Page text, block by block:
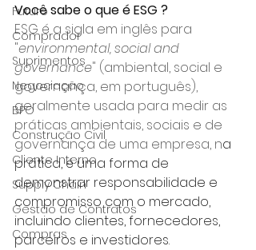
Futuro
Comprador
Suprimentos
Negociação
BPO
Construção Civil
Cliente Interno
Supply Chain
Gestão de Contratos
Compras
Você sabe o que é ESG ?
ESG é a sigla em inglês para
"environmental, social and
governance" (ambiental, social e
governança, em português),
geralmente usada para medir as
práticas ambientais, sociais e de
governança de uma empresa, na
prática, é uma forma de
demonstrar responsabilidade e
compromisso com o mercado,
incluindo clientes, fornecedores,
parceiros e investidores.